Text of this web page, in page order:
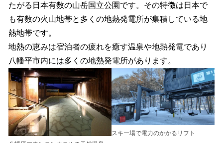
たがる日本有数の山岳国立公園です。その特徴は日本で
も有数の火山地帯と多くの地熱発電所が集積している地
熱地帯です。
地熱の恵みは宿泊者の疲れを癒す温泉や地熱発電であり
八幡平市内には多くの地熱発電所があります。
スキー場で電力のかかるリフト